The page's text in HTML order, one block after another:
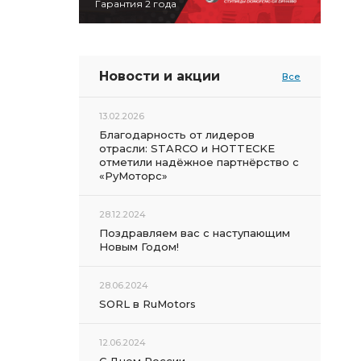
Гарантия 2 года
Новости и акции Все
13.02.2026
Благодарность от лидеров
отрасли: STARCO и HOTTECKE
отметили надёжное партнёрство с
«РуМоторс»
28.12.2024
Поздравляем вас с наступающим
Новым Годом!
28.06.2024
SORL в RuMotors
12.06.2024